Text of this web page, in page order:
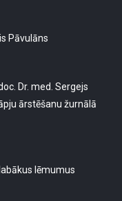
Pāvulāns
Dr. med. Sergejs
ārstēšanu žurnālā
lēmumus